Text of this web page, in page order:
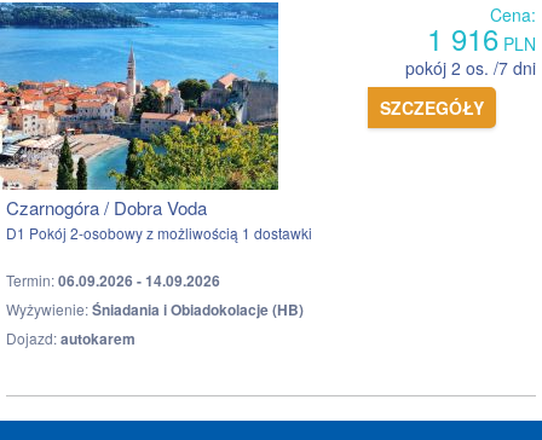
Cena:
1 916 PLN
pokój 2 os. /7 dni
SZCZEGÓŁY
Czarnogóra / Dobra Voda
D1 Pokój 2-osobowy z możliwością 1 dostawki
Termin:06.09.2026 - 14.09.2026
Wyżywienie:Śniadania i Obiadokolacje (HB)
Dojazd:autokarem